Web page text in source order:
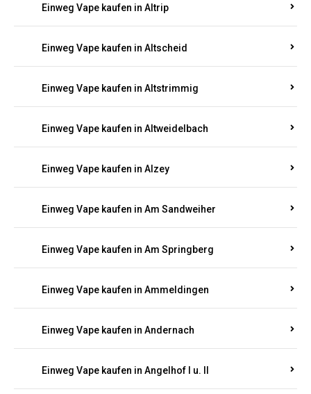
Einweg Vape kaufen in Altrip
Einweg Vape kaufen in Altscheid
Einweg Vape kaufen in Altstrimmig
Einweg Vape kaufen in Altweidelbach
Einweg Vape kaufen in Alzey
Einweg Vape kaufen in Am Sandweiher
Einweg Vape kaufen in Am Springberg
Einweg Vape kaufen in Ammeldingen
Einweg Vape kaufen in Andernach
Einweg Vape kaufen in Angelhof I u. II